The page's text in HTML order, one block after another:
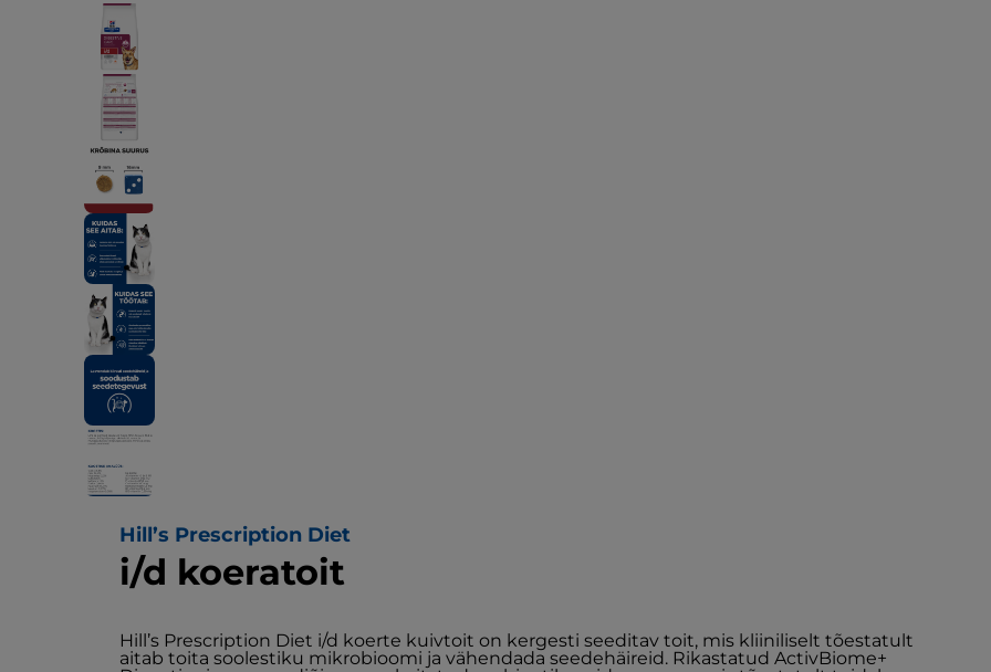
Hill’s Prescription Diet
i/d koeratoit
Hill’s Prescription Diet i/d koerte kuivtoit on kergesti seeditav toit, mis kliiniliselt tõestatult
aitab toita soolestiku mikrobioomi ja vähendada seedehäireid. Rikastatud ActivBiome+